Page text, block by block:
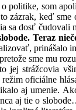
politike, som
zázrak, keď
sa dosť čudovali
Teraz
prinášalo
sme mu
jej strážcovia
režim oficiálne
aj umenie.
aj tie o